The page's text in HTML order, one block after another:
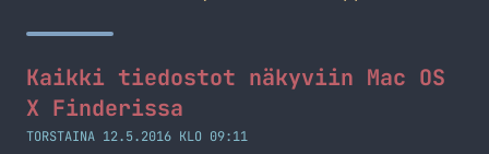
Kaikki tiedostot näkyviin Mac OS
X Finderissa
TORSTAINA 12.5.2016 KLO 09:11